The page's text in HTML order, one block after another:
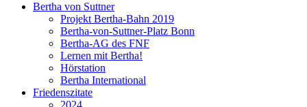
Bertha von Suttner
Projekt Bertha-Bahn 2019
Bertha-von-Suttner-Platz Bonn
Bertha-AG des FNF
Lernen mit Bertha!
Hörstation
Bertha International
Friedenszitate